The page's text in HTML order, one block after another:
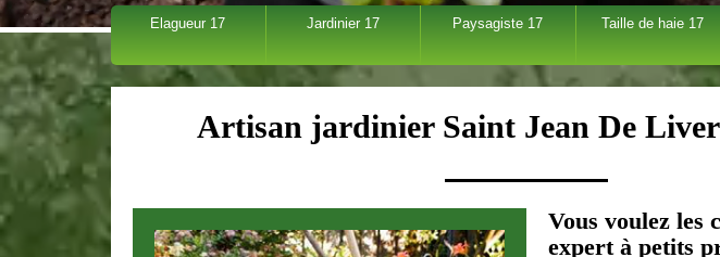
Elagueur 17 Jardinier 17 Paysagiste 17 Taille de haie 17
Artisan jardinier Saint Jean De
Vous voulez les
expert à petits